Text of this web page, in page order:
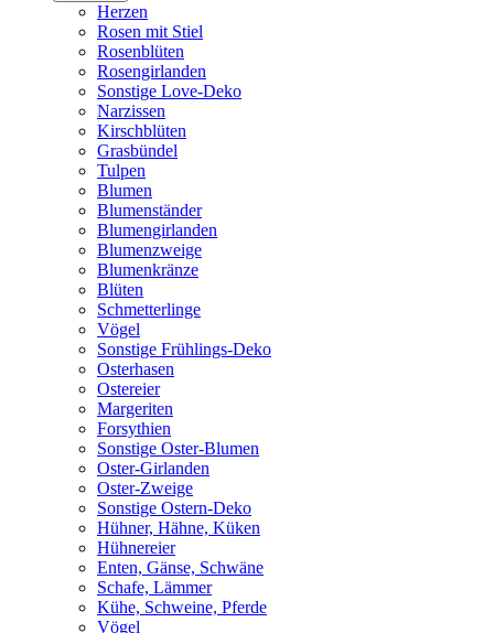
Herzen
Rosen mit Stiel
Rosenblüten
Rosengirlanden
Sonstige Love-Deko
Narzissen
Kirschblüten
Grasbündel
Tulpen
Blumen
Blumenständer
Blumengirlanden
Blumenzweige
Blumenkränze
Blüten
Schmetterlinge
Vögel
Sonstige Frühlings-Deko
Osterhasen
Ostereier
Margeriten
Forsythien
Sonstige Oster-Blumen
Oster-Girlanden
Oster-Zweige
Sonstige Ostern-Deko
Hühner, Hähne, Küken
Hühnereier
Enten, Gänse, Schwäne
Schafe, Lämmer
Kühe, Schweine, Pferde
Vögel